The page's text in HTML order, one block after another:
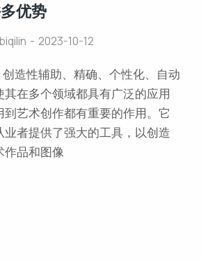
优势
biqilin 2023-10-12
造性辅助、精确、个性化、自动
在多个领域都具有广泛的应用
艺术创作都有重要的作用。它
业者提供了强大的工具，以创造
作品和图像